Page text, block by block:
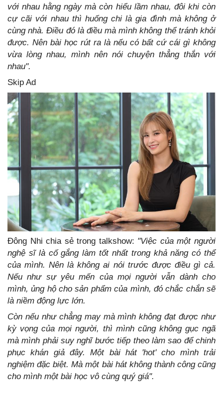
với nhau hằng ngày mà còn hiểu lầm nhau, đôi khi còn
cự cãi với nhau thì huống chi là gia đình mà không ở
cùng nhà. Điều đó là điều mà mình không thể tránh khỏi
được. Nên bài học rút ra là nếu có bất cứ cái gì không
vừa lòng nhau, mình nên nói chuyện thẳng thắn với
nhau".
Skip Ad
Đông Nhi chia sẻ trong talkshow: "Việc của một người
nghệ sĩ là cố gắng làm tốt nhất trong khả năng có thể
của mình. Nên là không ai nói trước được điều gì cả.
Nếu như sự yêu mến của mọi người vẫn dành cho
mình, ủng hộ cho sản phẩm của mình, đó chắc chắn sẽ
là niềm động lực lớn.
Còn nếu như chẳng may mà mình không đạt được như
kỳ vọng của mọi người, thì mình cũng không gục ngã
mà mình phải suy nghĩ bước tiếp theo làm sao để chinh
phục khán giả đây. Một bài hát 'hot' cho mình trải
nghiệm đặc biệt. Mà một bài hát không thành công cũng
cho mình một bài học vô cùng quý giá".